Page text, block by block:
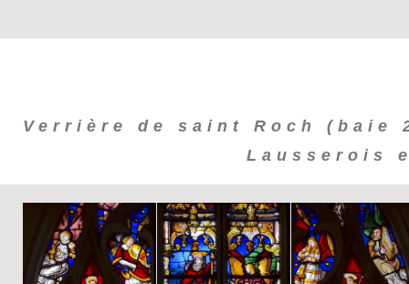
Verrière de saint Roch (baie
Lausserois